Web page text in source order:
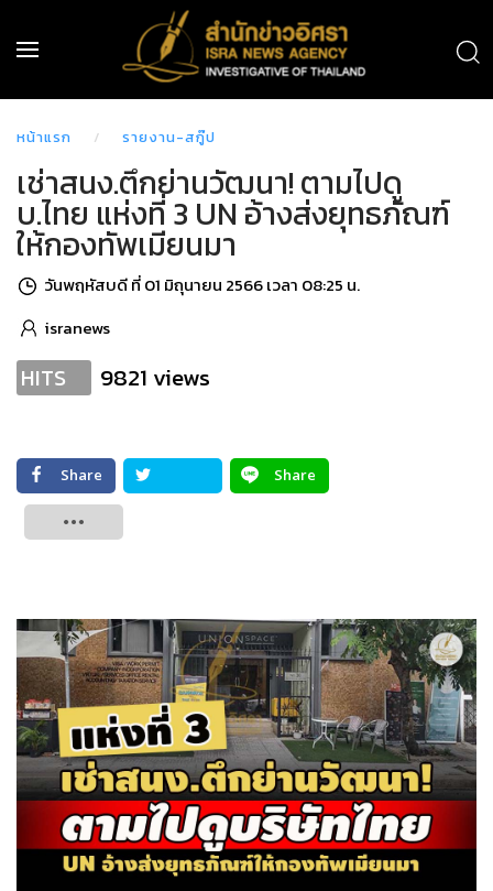
หน้าแรก รายงาน-สกู๊ป
เช่าสนง.ตึกย่านวัฒนา! ตามไปดู
บ.ไทย แห่งที่ 3 UN อ้างส่งยุทธภัณฑ์
ให้กองทัพเมียนมา
วันพฤหัสบดี ที่ 01 มิถุนายน 2566 เวลา 08:25 น.
isranews
HITS 9821 views
Share
Share